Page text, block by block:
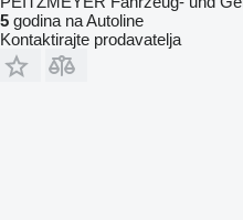
5 godina na Autoline
Kontaktirajte prodavatelja